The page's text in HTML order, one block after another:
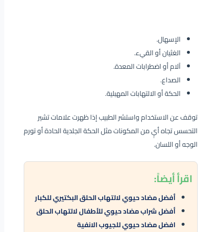
الإسهال.
الغثيان أو القيء.
آلام أو اضطرابات المعدة.
الصداع.
الحكة أو الالتهابات المهبلية.
توقف عن الاستخدام واستشر الطبيب إذا ظهرت علامات تشير
التحسس تجاه أيٍ من المكونات مثل الحكة الجلدية الحادة أو تورم
الوجه أو اللسان.
اقرأأيضاً:
أفضل مضاد حيوي لالتهاب الحلق البكتيري للكبار
أفضل شراب مضاد حيوي للأطفال لالتهاب الحلق
افضل مضاد حيوي للجيوب الانفية